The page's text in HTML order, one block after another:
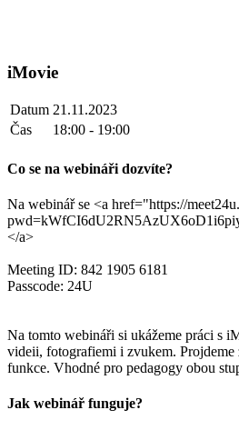
iMovie
Datum 21.11.2023
Čas
18:00 - 19:00
Co se na webináři dozvíte?
Na webinář se <a href="https://
</a>
Meeting ID: 842 1905 6181
Passcode: 24U
Na tomto webináři si ukážeme práci s
videii, fotografiemi i zvukem.
funkce. Vhodné pro pedagogy obou
Jak webinář funguje?